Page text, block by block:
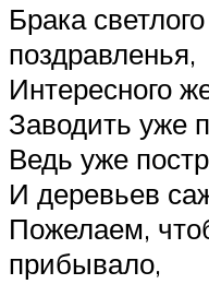
Брака
поздравленья,
Интересного
Заводить уже
Ведь уже
И деревьев
Пожелаем,
прибывало,